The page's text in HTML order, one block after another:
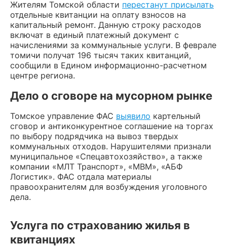
Жителям Томской области перестанут присылать
отдельные квитанции на оплату взносов на
капитальный ремонт. Данную строку расходов
включат в единый платежный документ с
начислениями за коммунальные услуги. В феврале
томичи получат 196 тысяч таких квитанций,
сообщили в Едином информационно-расчетном
центре региона.
Дело о сговоре на мусорном рынке
Томское управление ФАС выявило картельный
сговор и антиконкурентное соглашение на торгах
по выбору подрядчика на вывоз твердых
коммунальных отходов. Нарушителями признали
муниципальное «Спецавтохозяйство», а также
компании «МЛТ Транспорт», «МВМ», «АБФ
Логистик». ФАС отдала материалы
правоохранителям для возбуждения уголовного
дела.
Услуга по страхованию жилья в
квитанциях